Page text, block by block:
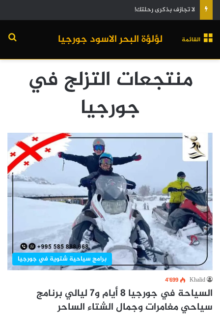
لا تجازف بذكرى رحلتك!
لؤلؤة البحر الاسود جورجيا القائمة
منتجعات التزلج في
جورجيا
برامج سياحية شتوية في جورجيا
Khalid 4٬699
السياحة في جورجيا 8 أيام و7 ليالي برنامج
سياحي مغامرات وجمال الشتاء الساحر